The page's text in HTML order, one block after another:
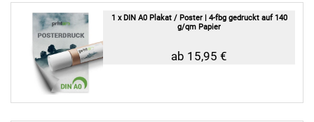
1 x DIN A0 Plakat / Poster | 4-fbg gedruckt auf 140
g/qm Papier
ab 15,95 €